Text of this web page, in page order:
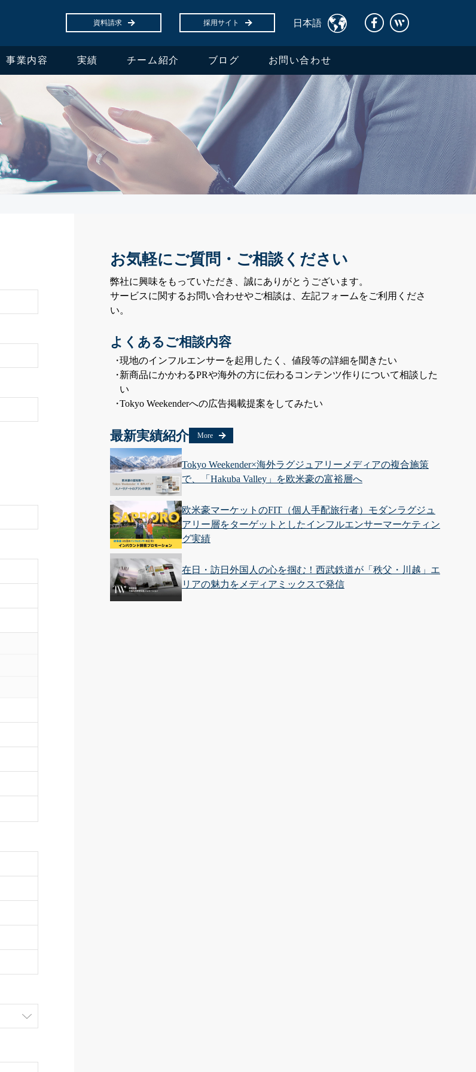
日本語
採用サイト
資料請求
事業内容 実績 チーム紹介 ブログ お問い合わせ
お気軽にご質問・ご相談ください
弊社に興味をもっていただき、誠にありがとうございます。
サービスに関するお問い合わせやご相談は、左記フォームをご利用くださ
い。
よくあるご相談内容
現地のインフルエンサーを起用したく、値段等の詳細を聞きたい
新商品にかかわるPRや海外の方に伝わるコンテンツ作りについて相談した
い
Tokyo Weekenderへの広告掲載提案をしてみたい
最新実績紹介 More
Tokyo Weekender×海外ラグジュアリーメディアの複合施策
で、「Hakuba Valley」を欧米豪の富裕層へ
欧米豪マーケットのFIT（個人手配旅行者）モダンラグジュ
アリー層をターゲットとしたインフルエンサーマーケティン
グ実績
在日・訪日外国人の心を掴む！西武鉄道が「秩父・川越」エ
リアの魅力をメディアミックスで発信